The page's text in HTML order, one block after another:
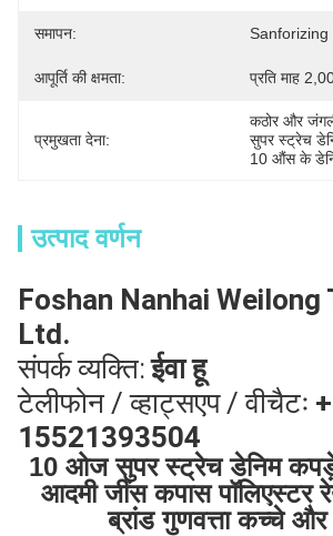
समापन: Sanforizing
आपूर्ति की क्षमता: प्रति माह
प्रमुखता देना:
कठोर और
सुपर स्ट्रेच
10 औंस के
उत्पाद वर्णन
Foshan Nanhai Weilong
Ltd.
संपर्क व्यक्ति: ईवा हू
टेलीफोन / व्हाट्सएप / वीचैटः
15521393504
10 ओज सुपर स्ट्रेच डेनिम कपड़े
आदमी जींस कपास पॉलिएस्टर
ब्रांड गुणवत्ता कच्चे